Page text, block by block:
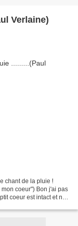
Verlaine)
chant de la pluie !
coeur") Bon j'ai pas
coeur est intact et ne